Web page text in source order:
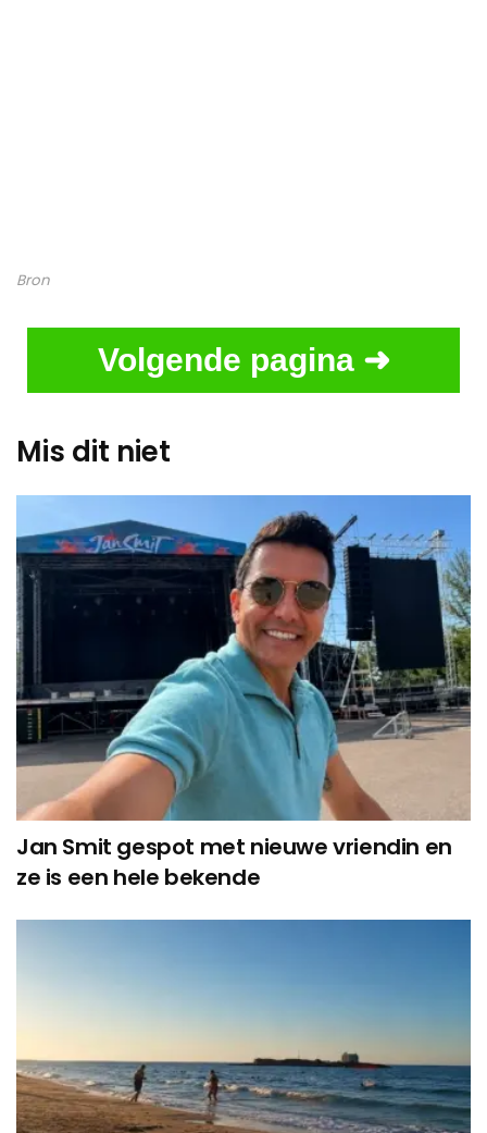
Bron
Volgende pagina ➜
Mis dit niet
Jan Smit gespot met nieuwe vriendin en
ze is een hele bekende